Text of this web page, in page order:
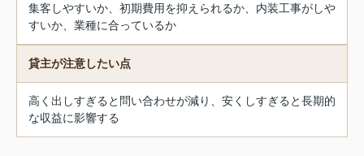
集客しやすいか、初期費用を抑えられるか、内装工事がしや
すいか、業種に合っているか
貸主が注意したい点
高く出しすぎると問い合わせが減り、安くしすぎると長期的
な収益に影響する